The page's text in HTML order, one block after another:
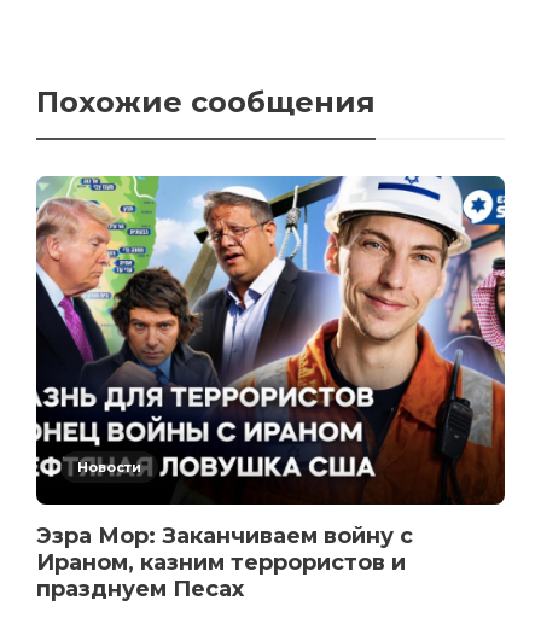
Похожие сообщения
Новости
Эзра Мор: Заканчиваем войну с
Ираном, казним террористов и
празднуем Песах